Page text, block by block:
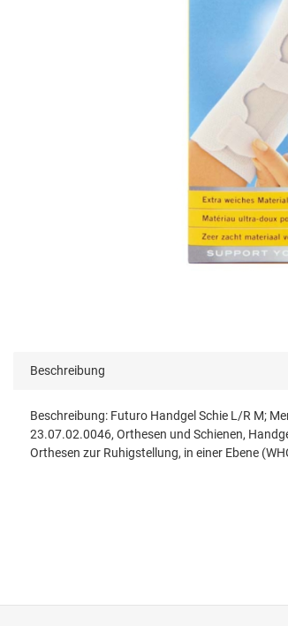
Beschreibung
Beschreibung: Futuro Handgel Schie L/R M;
23.07.02.0046, Orthesen und Schienen,
Orthesen zur Ruhigstellung, in einer Ebene